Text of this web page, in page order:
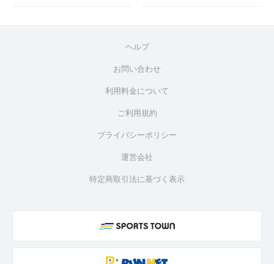
ヘルプ
お問い合わせ
利用料金について
ご利用規約
プライバシーポリシー
運営会社
特定商取引法に基づく表示